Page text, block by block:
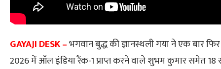
GAYAJI DESK –भगवान बुद्ध की ज्ञानस्थली गया ने एक बार
2026 में ऑल इंडिया रैंक-1 प्राप्त करने वाले शुभम कुमार समेत 18